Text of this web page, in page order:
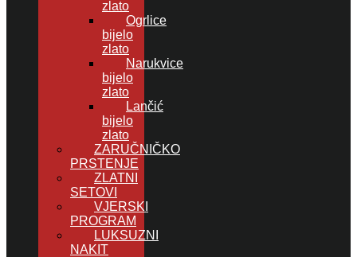
zlato
Ogrlice
bijelo
zlato
Narukvice
bijelo
zlato
Lančić
bijelo
zlato
ZARUČNIČKO
PRSTENJE
ZLATNI
SETOVI
VJERSKI
PROGRAM
LUKSUZNI
NAKIT